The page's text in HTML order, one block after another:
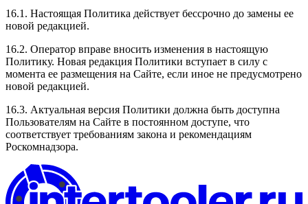
16.1. Настоящая Политика действует бессрочно до замены ее
новой редакцией.
16.2. Оператор вправе вносить изменения в настоящую
Политику. Новая редакция Политики вступает в силу с
момента ее размещения на Сайте, если иное не предусмотрено
новой редакцией.
16.3. Актуальная версия Политики должна быть доступна
Пользователям на Сайте в постоянном доступе, что
соответствует требованиям закона и рекомендациям
Роскомнадзора.